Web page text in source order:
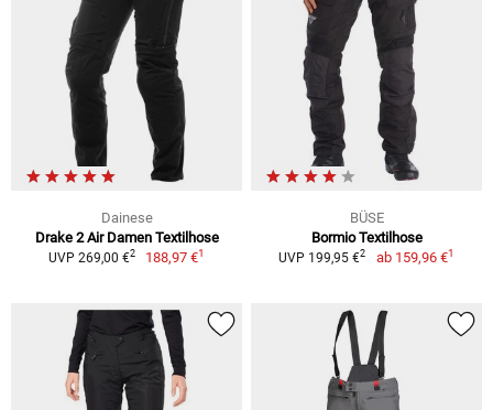
Dainese
Drake 2 Air Damen Textilhose
UVP 269,00 €2 188,97 €1
BÜSE
Bormio Textilhose
UVP 199,95 €2 ab 159,96 €1